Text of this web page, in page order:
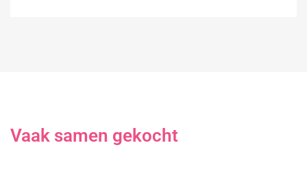
Vaak samen gekocht